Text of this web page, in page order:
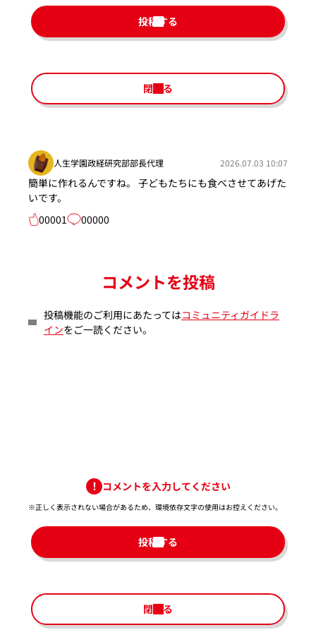
投稿する
閉じる
人生学園政経研究部部長代理 2026.07.03 10:07
簡単に作れるんですね。 子どもたちにも食べさせてあげた
いです。
00001
00000
コメントを投稿
投稿機能のご利用にあたってはコミュニティガイドラ
インをご一読ください。
コメントを入力してください
※正しく表示されない場合があるため、環境依存文字の使用はお控えください。​
投稿する
閉じる